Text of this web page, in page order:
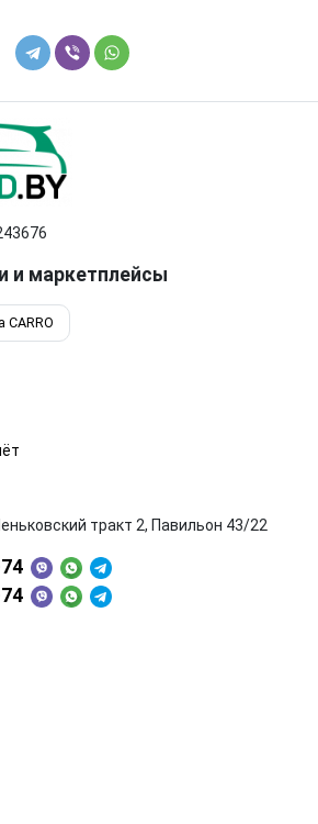
и маркетплейсы
CARRO
тракт 2, Павильон 43/22